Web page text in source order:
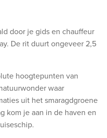
door je gids en chauffeur
De rit duurt ongeveer 2,5
hoogtepunten van
waar
uit het smaragdgroene
kom je aan in de haven en